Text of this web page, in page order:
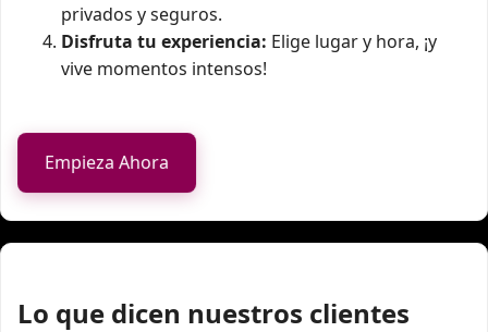
privados y seguros.
Disfruta tu experiencia: Elige lugar y hora, ¡y
vive momentos intensos!
Empieza Ahora
Lo que dicen nuestros clientes